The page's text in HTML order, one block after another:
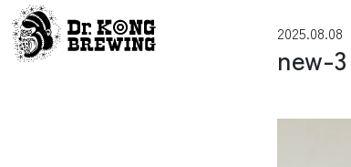
コンテンツへスキップ
メインナビゲーション2025.08.08
new-3